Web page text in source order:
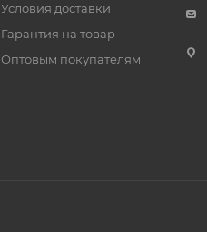
Условия доставки
Гарантия на товар
Оптовым покупателям